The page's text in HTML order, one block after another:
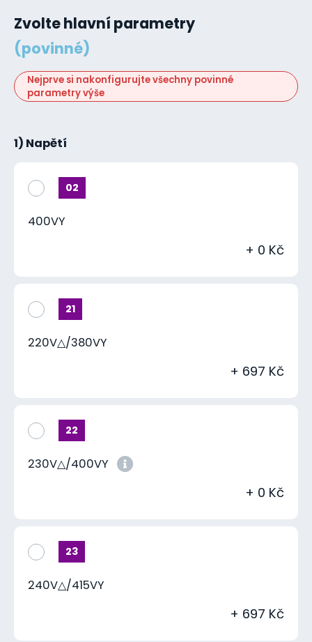
Zvolte hlavní parametry
(povinné)
Nejprve si nakonfigurujte všechny povinné
parametry výše
1) Napětí
02
400VY
+ 0 Kč
21
220V△/380VY
+ 697 Kč
22
230V△/400VY
+ 0 Kč
23
240V△/415VY
+ 697 Kč